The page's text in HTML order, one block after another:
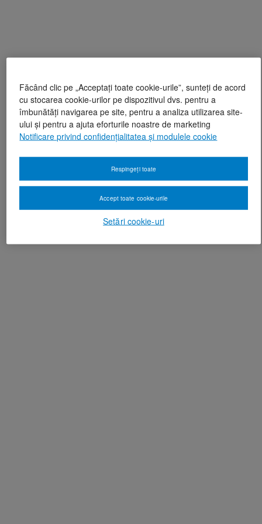
Făcând clic pe „Acceptați toate cookie-urile”, sunteți de acord
cu stocarea cookie-urilor pe dispozitivul dvs. pentru a
îmbunătăți navigarea pe site, pentru a analiza utilizarea site-
ului și pentru a ajuta eforturile noastre de marketing
Notificare privind confidențialitatea și modulele cookie
Setări cookie-uri
Respingeți toate
Accept toate cookie-urile